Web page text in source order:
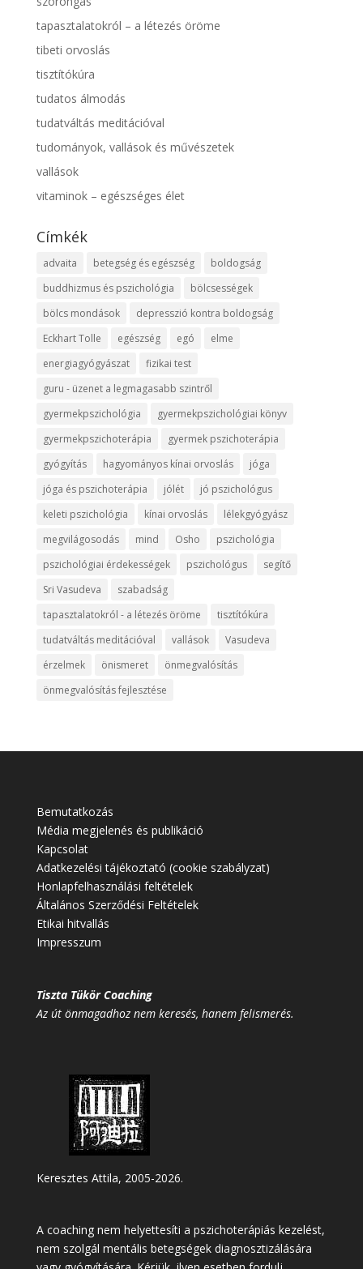
tapasztalatokról – a létezés öröme
tibeti orvoslás
tisztítókúra
tudatos álmodás
tudatváltás meditációval
tudományok, vallások és művészetek
vallások
vitaminok – egészséges élet
Címkék
advaita betegség és egészség
boldogság
buddhizmus és pszichológia
bölcsességek
bölcs mondások
depresszió kontra boldogság
Eckhart Tolle
egészség egó
elme
energiagyógyászat
fizikai test
guru - üzenet a legmagasabb szintről
gyermekpszichológia
gyermekpszichológiai könyv
gyermekpszichoterápia
gyermek pszichoterápia
gyógyítás
hagyományos kínai orvoslás
jóga
jóga és pszichoterápia
jólét
jó pszichológus
keleti pszichológia
kínai orvoslás
lélekgyógyász
megvilágosodás
mind Osho
pszichológia
pszichológiai érdekességek
pszichológus
segítő
Sri Vasudeva
szabadság
tapasztalatokról - a létezés öröme
tisztítókúra
tudatváltás meditációval
vallások
Vasudeva
érzelmek
önismeret
önmegvalósítás
önmegvalósítás fejlesztése
Bemutatkozás
Média megjelenés és publikáció
Kapcsolat
Adatkezelési tájékoztató (cookie szabályzat)
Honlapfelhasználási feltételek
Általános Szerződési Feltételek
Etikai hitvallás
Impresszum
Tiszta Tükör Coaching
Az út önmagadhoz nem keresés, hanem felismerés.
Keresztes Attila, 2005-2026.
A coaching nem helyettesíti a pszichoterápiás kezelést,
nem szolgál mentális betegségek diagnosztizálására